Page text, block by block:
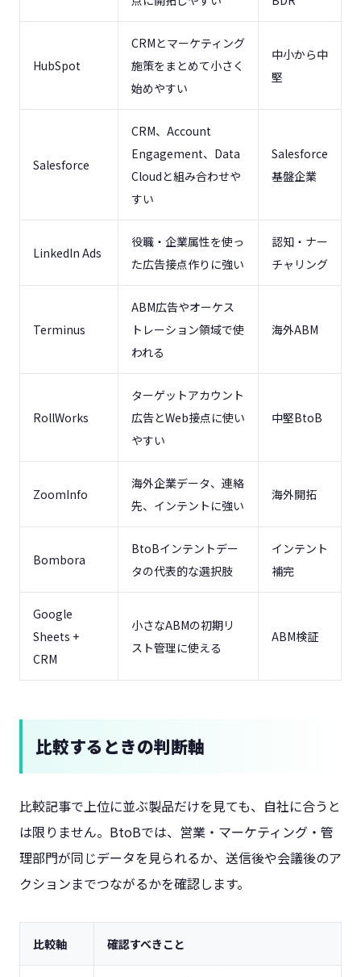
HubSpot
CRMとマーケティング
施策をまとめて小さく
始めやすい
中小から中
堅
Salesforce
CRM、Account
Engagement、Data
Cloudと組み合わせや
すい
Salesforce
基盤企業
LinkedIn Ads
役職・企業属性を使っ
た広告接点作りに強い
認知・ナー
チャリング
Terminus
ABM広告やオーケス
トレーション領域で使
われる
海外ABM
RollWorks
ターゲットアカウント
広告とWeb接点に使い
やすい
中堅BtoB
ZoomInfo
海外企業データ、連絡
先、インテントに強い
海外開拓
Bombora
BtoBインテントデー
タの代表的な選択肢
インテント
補完
Google
Sheets +
CRM
小さなABMの初期リ
スト管理に使える
ABM検証
比較するときの判断軸
比較記事で上位に並ぶ製品だけを見ても、自社に合うと
は限りません。BtoBでは、営業・マーケティング・管
理部門が同じデータを見られるか、送信後や会議後のア
クションまでつながるかを確認します。
比較軸 確認すべきこと